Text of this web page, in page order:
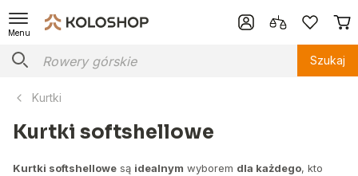
Menu
Szukaj
Kurtki
Kurtki softshellowe
Kurtki softshellowe są idealnym wyborem dla każdego, kto